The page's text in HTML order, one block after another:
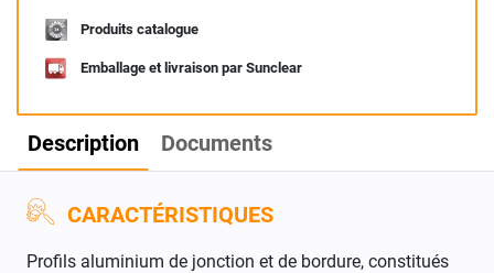
Produits catalogue
Emballage et livraison par Sunclear
Description Documents
CARACTÉRISTIQUES
Profils aluminium de jonction et de bordure, constitués